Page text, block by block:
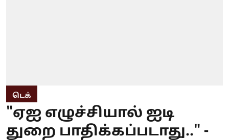
டெக்
"ஏஐ எழுச்சியால் ஐடி
துறை பாதிக்கப்படாது.." -